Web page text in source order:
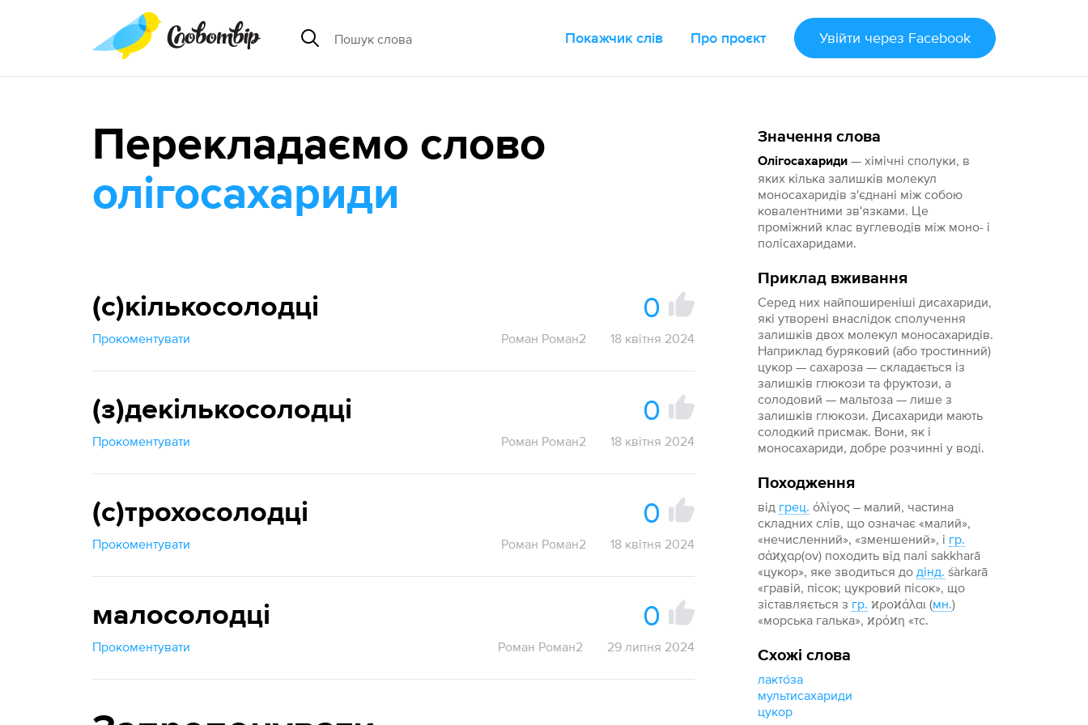
Покажчик слів Про проєкт Увійти через Facebook
Значення слова
Олігосахариди — хімічні сполуки, в
яких кілька залишків молекул
моносахаридів з'єднані між собою
ковалентними зв'язками. Це
проміжний клас вуглеводів між моно- і
полісахаридами.
Приклад вживання
Серед них найпоширеніші дисахариди,
які утворені внаслідок сполучення
залишків двох молекул моносахаридів.
Наприклад буряковий (або тростинний)
цукор — сахароза — складається із
залишків глюкози та фруктози, а
солодовий — мальтоза — лише з
залишків глюкози. Дисахариди мають
солодкий присмак. Вони, як і
моносахариди, добре розчинні у воді.
Походження
від грец. όλίγος – малий, частина
складних слів, що означає «малий»,
«нечисленний», «зменшений», і гр.
σάϰχαρ(ον) походить від палі sakkharā
«цукор», яке зводиться до дінд. śàrkarā
«гравій, пісок; цукровий пісок», що
зіставляється з гр. ϰροϰάλαι (мн.)
«морська галька», ϰρόϰη «тс.
Схожі слова
лакто́за
мультисахариди
цукор
Перекладаємо слово
олігосахариди
(с)кількосолодці 0
Прокоментувати Роман Роман2 18 квітня 2024
(з)декількосолодці 0
Прокоментувати Роман Роман2 18 квітня 2024
(с)трохосолодці 0
Прокоментувати Роман Роман2 18 квітня 2024
малосолодці 0
Прокоментувати Роман Роман2 29 липня 2024